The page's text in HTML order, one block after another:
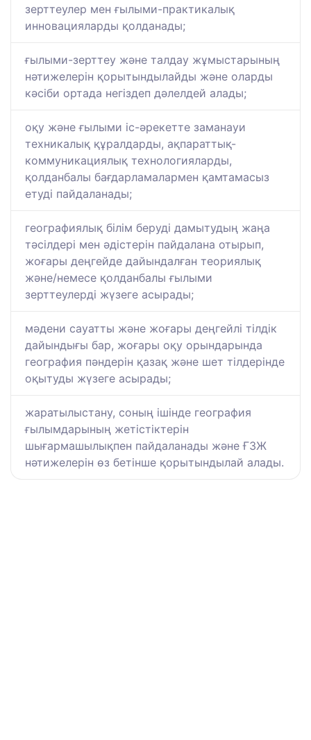
зерттеулер мен ғылыми-практикалық
инновацияларды қолданады;
ғылыми-зерттеу және талдау жұмыстарының
нәтижелерін қорытындылайды және оларды
кәсіби ортада негіздеп дәлелдей алады;
оқу және ғылыми іс-әрекетте заманауи
техникалық құралдарды, ақпараттық-
коммуникациялық технологияларды,
қолданбалы бағдарламалармен қамтамасыз
етуді пайдаланады;
географиялық білім беруді дамытудың жаңа
тәсілдері мен әдістерін пайдалана отырып,
жоғары деңгейде дайындалған теориялық
және/немесе қолданбалы ғылыми
зерттеулерді жүзеге асырады;
мәдени сауатты және жоғары деңгейлі тілдік
дайындығы бар, жоғары оқу орындарында
география пәндерін қазақ және шет тілдерінде
оқытуды жүзеге асырады;
жаратылыстану, соның ішінде география
ғылымдарының жетістіктерін
шығармашылықпен пайдаланады және ҒЗЖ
нәтижелерін өз бетінше қорытындылай алады.